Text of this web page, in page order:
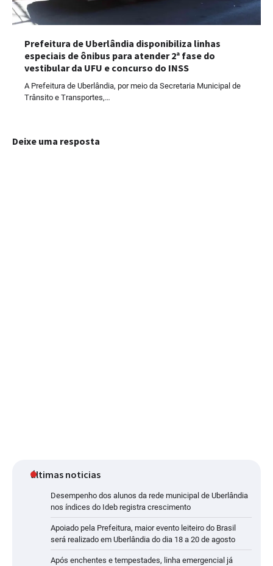
Prefeitura de Uberlândia disponibiliza linhas
especiais de ônibus para atender 2ª fase do
vestibular da UFU e concurso do INSS
A Prefeitura de Uberlândia, por meio da Secretaria Municipal de
Trânsito e Transportes,…
Deixe uma resposta
últimas noticias
Desempenho dos alunos da rede municipal de Uberlândia
nos índices do Ideb registra crescimento
Apoiado pela Prefeitura, maior evento leiteiro do Brasil
será realizado em Uberlândia do dia 18 a 20 de agosto
Após enchentes e tempestades, linha emergencial já